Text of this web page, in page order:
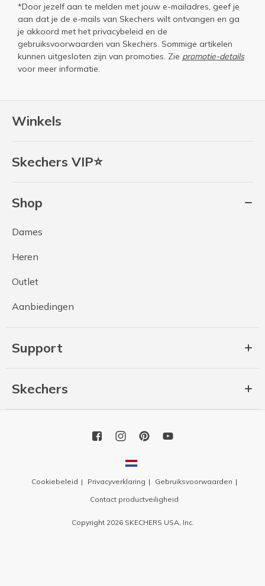
Winkels
Skechers VIP⭐
Shop
Dames
Heren
Outlet
Aanbiedingen
Support
Skechers
*Door jezelf aan te melden met jouw e-mailadres, geef je
aan dat je de e-mails van Skechers wilt ontvangen en ga
je akkoord met het privacybeleid en de
gebruiksvoorwaarden van Skechers. Sommige artikelen
kunnen uitgesloten zijn van promoties. Zie promotie-details
voor meer informatie.
Cookiebeleid Privacyverklaring
Gebruiksvoorwaarden
Contact productveiligheid
Copyright 2026 SKECHERS USA, Inc.